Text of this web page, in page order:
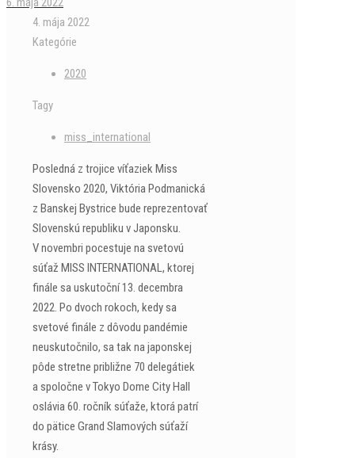
4. mája 2022
Kategórie
2020
Tagy
miss_international
Posledná z trojice víťaziek Miss
Slovensko 2020, Viktória Podmanická
z Banskej Bystrice bude reprezentovať
Slovenskú republiku v Japonsku.
V novembri pocestuje na svetovú
súťaž MISS INTERNATIONAL, ktorej
finále sa uskutoční 13. decembra
2022. Po dvoch rokoch, kedy sa
svetové finále z dôvodu pandémie
neuskutočnilo, sa tak na japonskej
pôde stretne približne 70 delegátiek
a spoločne v Tokyo Dome City Hall
oslávia 60. ročník súťaže, ktorá patrí
do pätice Grand Slamových súťaží
krásy.